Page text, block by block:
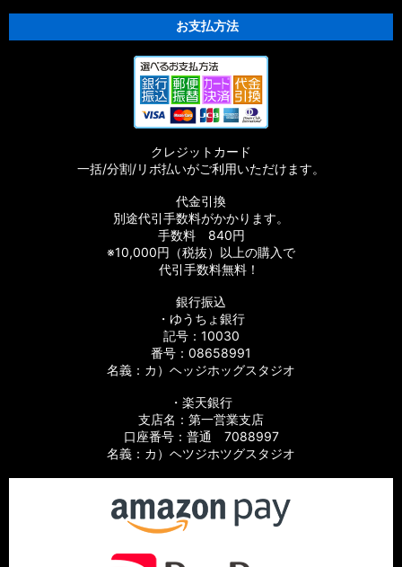
お支払方法
クレジットカード
一括/分割/リボ払いがご利用いただけます。
代金引換
別途代引手数料がかかります。
手数料 840円
※10,000円（税抜）以上の購入で
代引手数料無料！
銀行振込
・ゆうちょ銀行
記号：10030
番号：08658991
名義：カ）ヘッジホッグスタジオ
・楽天銀行
支店名：第一営業支店
口座番号：普通 7088997
名義：カ）ヘツジホツグスタジオ